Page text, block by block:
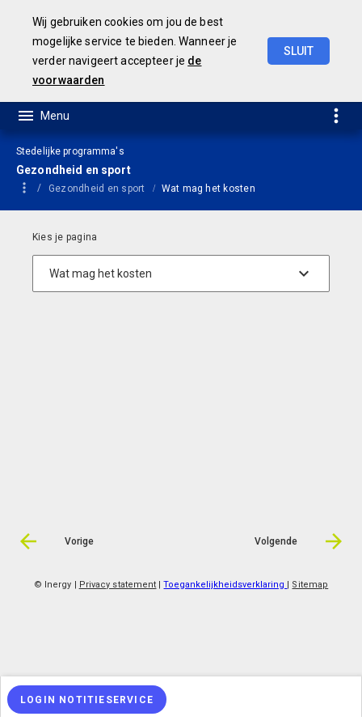
Wij gebruiken cookies om jou de best
mogelijke service te bieden. Wanneer je
verder navigeert accepteer je de
voorwaarden
SLUIT
Stedelijke programma's
Gezondheid en sport
Gezondheid en sport Wat mag het kosten
Vorige Volgende
© Inergy Privacy statement |Toegankelijkheidsverklaring Sitemap
LOGIN NOTITIESERVICE